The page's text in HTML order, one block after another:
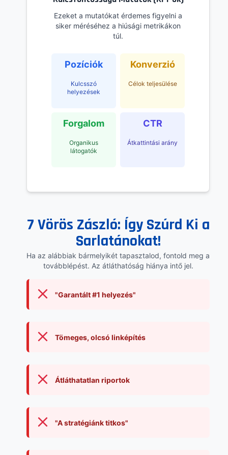
Ezeket a mutatókat érdemes figyelni a
siker méréséhez a hiúsági metrikákon
túl.
Pozíciók
Kulcsszó
helyezések
Konverzió
Célok teljesülése
Forgalom
Organikus
látogatók
CTR
Átkattintási arány
7 Vörös Zászló: Így Szúrd Ki a
Sarlatánokat!
Ha az alábbiak bármelyikét tapasztalod, fontold meg a
továbblépést. Az átláthatóság hiánya intő jel.
"Garantált #1 helyezés"
Tömeges, olcsó linképítés
Átláthatatlan riportok
"A stratégiánk titkos"